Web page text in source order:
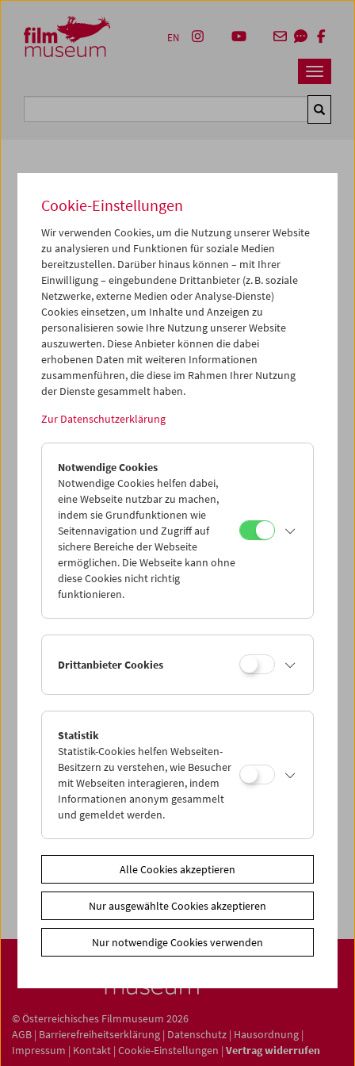
Zum Inhalt
Zum Hauptmenü
Zur Servicenavigation
Zum Suche
Navbar
EN
Kulturerbe digital
Digitale Doppelprojektion: Im Gehen,
Im Drehen
2024,25 min
Regie: Gustav Deutsch
Sammlung:Österreichisches Filmmuseum
Dieser Inhalt von 'vimeo' kann aufgrund Ihrer
Datenschutzeinstellungen nicht angezeigt werden.
Digitale Doppelprojektion. "Tägliche Aufzeichnung eines
Wegstücks, in der Länge von 100 Schritten, aus der Hüfte,
im Gehen, vom 1.1. bis 31.1.1990, in der Sahara Oase
Figuig." (Gustav Deutsch) Der Film wurde als
Doppelprojektion mit dem FilmIm Gehenkonzipiert. Für
die digitale Version wurde eine in Rücksprache mit der
künstlerischen Beraterin Hanna Schimek die Collage mit
dem FilmIm Drehenerstellt. (Text: Hanna Schimek/Anna
Högner)
Filmsammlung
Film ONLINE
Sammlungen ONLINE
Filmmuseum LAB
© Österreichisches Filmmuseum 2026
AGB | Barrierefreiheitserklärung | Datenschutz | Hausordnung |
Impressum | Kontakt | Cookie-Einstellungen | Vertrag widerrufen
Cookie-Einstellungen
Wir verwenden Cookies, um die Nutzung unserer Website
zu analysieren und Funktionen für soziale Medien
bereitzustellen. Darüber hinaus können – mit Ihrer
Einwilligung – eingebundene Drittanbieter (z. B. soziale
Netzwerke, externe Medien oder Analyse-Dienste)
Cookies einsetzen, um Inhalte und Anzeigen zu
personalisieren sowie Ihre Nutzung unserer Website
auszuwerten. Diese Anbieter können die dabei
erhobenen Daten mit weiteren Informationen
zusammenführen, die diese im Rahmen Ihrer Nutzung
der Dienste gesammelt haben.
Zur Datenschutzerklärung
Notwendige Cookies
Notwendige Cookies helfen dabei,
eine Webseite nutzbar zu machen,
indem sie Grundfunktionen wie
Seitennavigation und Zugriff auf
sichere Bereiche der Webseite
ermöglichen. Die Webseite kann ohne
diese Cookies nicht richtig
funktionieren.
Drittanbieter Cookies
Statistik
Statistik-Cookies helfen Webseiten-
Besitzern zu verstehen, wie Besucher
mit Webseiten interagieren, indem
Informationen anonym gesammelt
und gemeldet werden.
Alle Cookies akzeptieren
Nur ausgewählte Cookies akzeptieren
Nur notwendige Cookies verwenden